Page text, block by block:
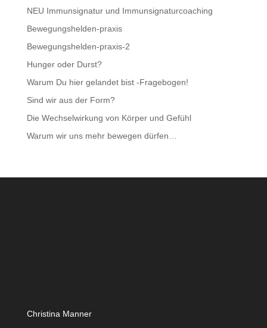
NEU Immunsignatur und Immunsignaturcoaching
Bewegungshelden-praxis
Bewegungshelden-praxis-2
Hunger oder Durst?
Warum Du hier gelandet bist -Fragebogen!
Sind wir aus der Form?
Die Wechselwirkung von Körper und Gefühl
Warum wir uns mehr bewegen dürfen…
Christina Manner